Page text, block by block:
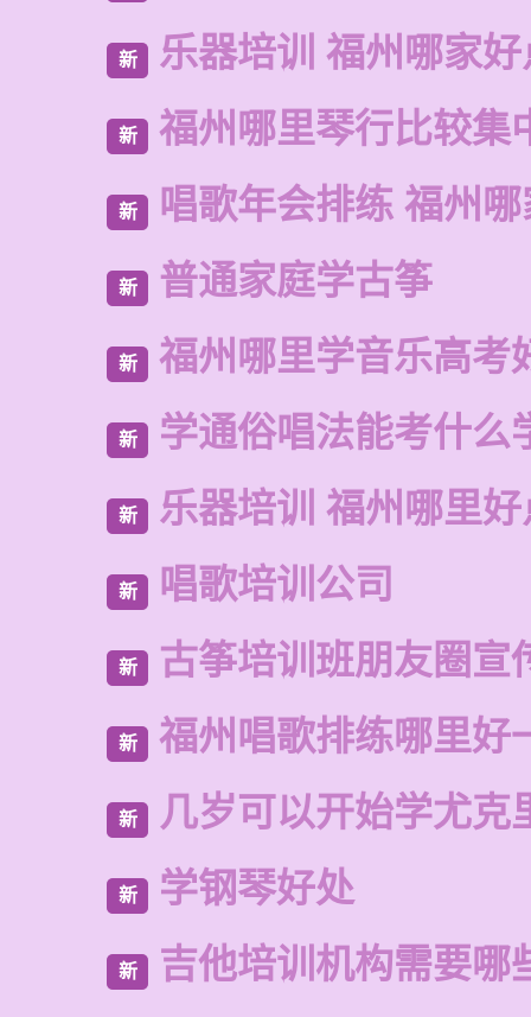
新 乐器培训 福州哪家
新 福州哪里琴行比较集
新 唱歌年会排练 福州
新 普通家庭学古筝
新 福州哪里学音乐高考
新 学通俗唱法能考什么
新 乐器培训 福州哪里
新 唱歌培训公司
新 古筝培训班朋友圈宣
新 福州唱歌排练哪里好
新 几岁可以开始学尤克
新 学钢琴好处
新 吉他培训机构需要哪